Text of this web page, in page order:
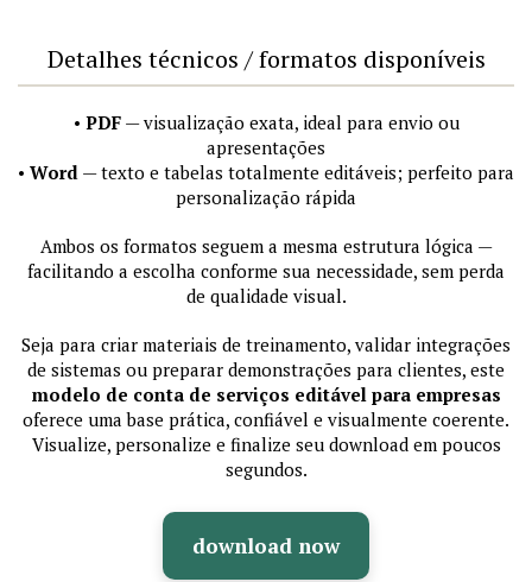
Detalhes técnicos / formatos disponíveis
• PDF— visualização exata, ideal para envio ou
apresentações
• Word — texto e tabelas totalmente editáveis; perfeito para
personalização rápida
Ambos os formatos seguem a mesma estrutura lógica —
facilitando a escolha conforme sua necessidade, sem perda
de qualidade visual.
Seja para criar materiais de treinamento, validar integrações
de sistemas ou preparar demonstrações para clientes, este
modelo de conta de serviços editável para empresas
oferece uma base prática, confiável e visualmente coerente.
Visualize, personalize e finalize seu download em poucos
segundos.
download now